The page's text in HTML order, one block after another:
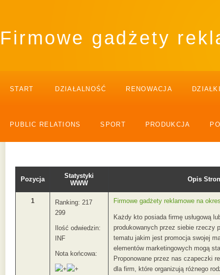
Firmowe gadżety
START DZIAŁALNOŚĆ RENOWACJA
PUBLIC RELATIONS SPORT PRODUKCJA
Pozycja
Statystyki
WWW
Opis
1
Ranking: 217
299
Ilość odwiedzin:
INF
Nota końcowa:
Firmowe gadżety reklamowe na
Każdy kto posiada firmę usługową
produkowanych przez siebie rzeczy
tematu jakim jest promocja swojej
elementów marketingowych mogą
Proponowane przez nas czapeczki
dla firm, które organizują różnego